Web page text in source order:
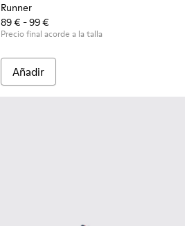
Runner
89 € - 99 €
Precio final acorde a la talla
Añadir